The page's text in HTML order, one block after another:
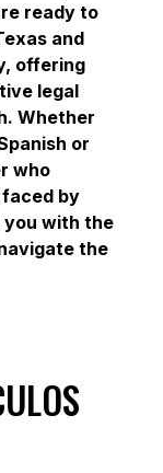
ready to
and
offering
legal
Whether
or
who
by
you with the
the